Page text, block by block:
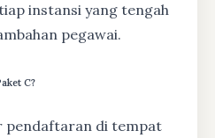
instansi yang tengah
pegawai.
C?
pendaftaran di tempat